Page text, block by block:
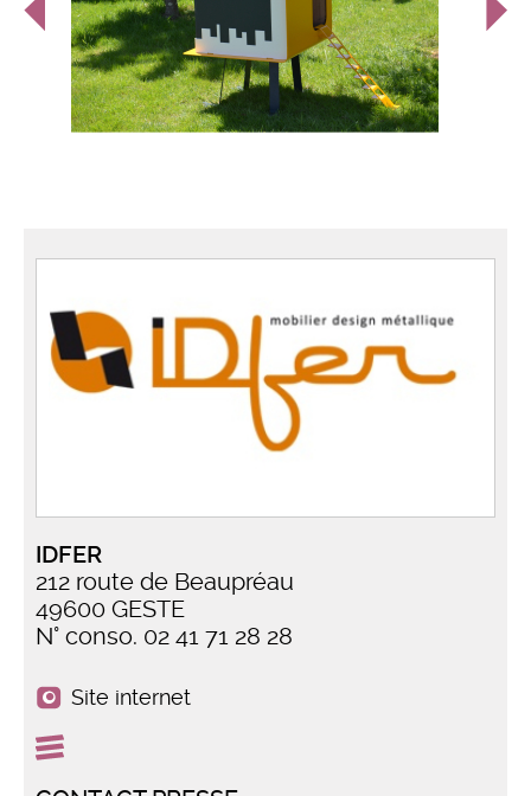
IDFER
212 route de Beaupréau
49600 GESTE
N° conso. 02 41 71 28 28
Site internet